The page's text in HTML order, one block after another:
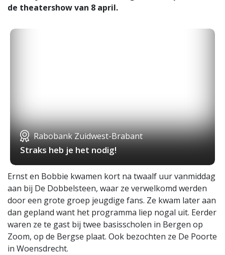
de theatershow van 8 april.
Rabobank Zuidwest-Brabant
Straks heb je het nodig!
Ernst en Bobbie kwamen kort na twaalf uur vanmiddag
aan bij De Dobbelsteen, waar ze verwelkomd werden
door een grote groep jeugdige fans. Ze kwam later aan
dan gepland want het programma liep nogal uit. Eerder
waren ze te gast bij twee basisscholen in Bergen op
Zoom, op de Bergse plaat. Ook bezochten ze De Poorte
in Woensdrecht.